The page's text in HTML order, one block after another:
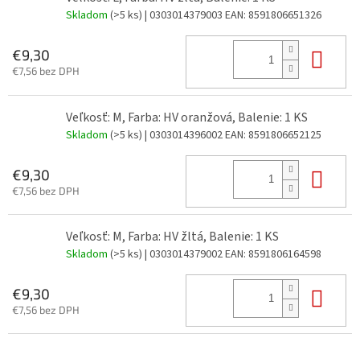
Skladom (>5 ks) | 0303014379003 EAN: 8591806651326
€9,30
€7,56 bez DPH
Veľkosť: M, Farba: HV oranžová, Balenie: 1 KS
Skladom (>5 ks) | 0303014396002EAN: 8591806652125
€9,30
€7,56 bez DPH
Veľkosť: M, Farba: HV žltá, Balenie: 1 KS
Skladom (>5 ks) | 0303014379002EAN: 8591806164598
€9,30
€7,56 bez DPH